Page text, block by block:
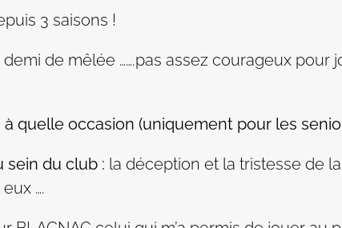
3 saisons !
demi de mêlée …….pas assez courageux pour
à quelle occasion (uniquement pour les
sein du club : la déception et la tristesse de
….